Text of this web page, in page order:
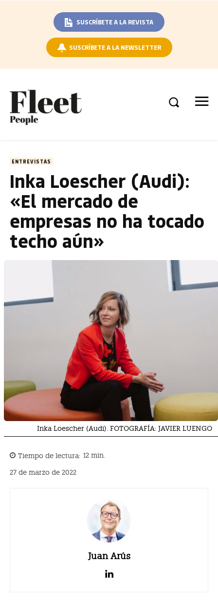
SUSCRÍBETE A LA REVISTA
SUSCRÍBETE A LA NEWSLETTER
ENTREVISTAS
Inka Loescher (Audi):
«El mercado de
empresas no ha tocado
techo aún»
Inka Loescher (Audi). FOTOGRAFÍA: JAVIER LUENGO
Tiempo de lectura: 12 min.
27 de marzo de 2022
Juan Arús